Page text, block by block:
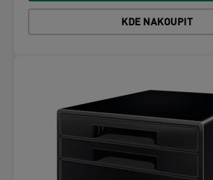
KDE NAKOUPIT